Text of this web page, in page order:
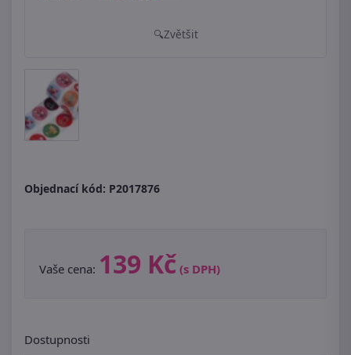
Zvětšit
Objednací kód: P2017876
Vaše cena: 139 Kč (s DPH)
Dostupnosti